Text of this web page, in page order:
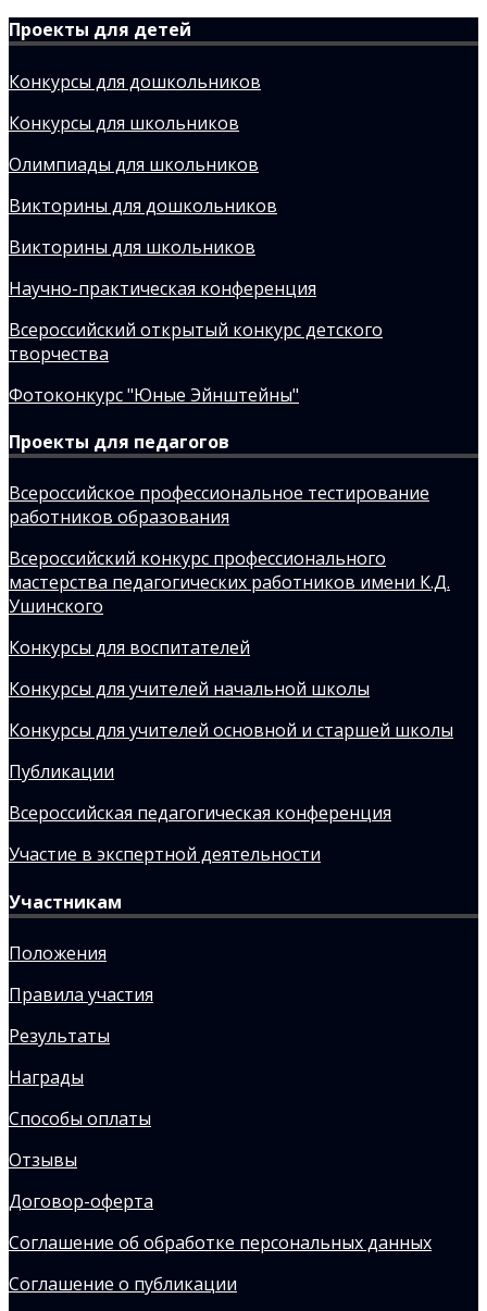
Проекты для детей
Конкурсы для дошкольников
Конкурсы для школьников
Олимпиады для школьников
Викторины для дошкольников
Викторины для школьников
Научно-практическая конференция
Всероссийский открытый конкурс детского
творчества
Фотоконкурс "Юные Эйнштейны"
Проекты для педагогов
Всероссийское профессиональное тестирование
работников образования
Всероссийский конкурс профессионального
мастерства педагогических работников имени К.Д.
Ушинского
Конкурсы для воспитателей
Конкурсы для учителей начальной школы
Конкурсы для учителей основной и старшей школы
Публикации
Всероссийская педагогическая конференция
Участие в экспертной деятельности
Участникам
Положения
Правила участия
Результаты
Награды
Способы оплаты
Отзывы
Договор-оферта
Соглашение об обработке персональных данных
Соглашение о публикации